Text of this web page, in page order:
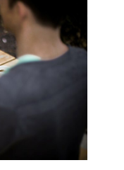
das suas
bolos
certos, em
constante de